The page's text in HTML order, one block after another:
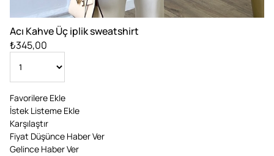
Acı Kahve Üç iplik sweatshirt
₺345,00
Favorilere Ekle
İstek Listeme Ekle
Karşılaştır
Fiyat Düşünce Haber Ver
Gelince Haber Ver